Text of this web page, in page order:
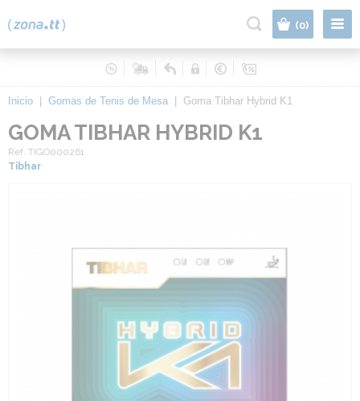
(0)
Inicio Gomas de Tenis de Mesa Goma Tibhar Hybrid K1
GOMA TIBHAR HYBRID K1
Ref. TIGO000261
Tibhar